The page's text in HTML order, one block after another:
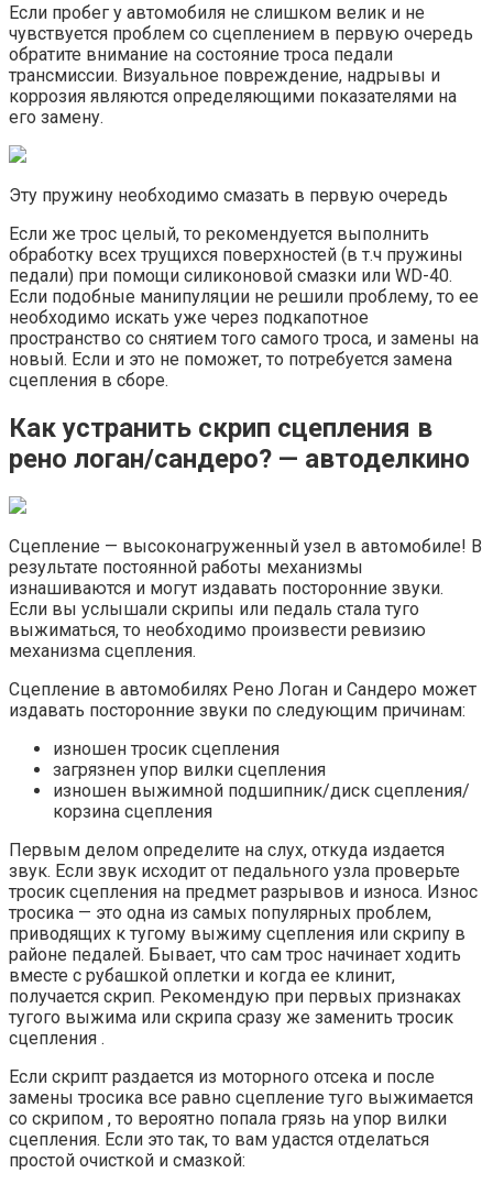
Если пробег у автомобиля не слишком велик и не
чувствуется проблем со сцеплением в первую очередь
обратите внимание на состояние троса педали
трансмиссии. Визуальное повреждение, надрывы и
коррозия являются определяющими показателями на
его замену.
Эту пружину необходимо смазать в первую очередь
Если же трос целый, то рекомендуется выполнить
обработку всех трущихся поверхностей (в т.ч пружины
педали) при помощи силиконовой смазки или WD-40.
Если подобные манипуляции не решили проблему, то ее
необходимо искать уже через подкапотное
пространство со снятием того самого троса, и замены на
новый. Если и это не поможет, то потребуется замена
сцепления в сборе.
Как устранить скрип сцепления в
рено логан/сандеро? — автоделкино
Сцепление — высоконагруженный узел в автомобиле! В
результате постоянной работы механизмы
изнашиваются и могут издавать посторонние звуки.
Если вы услышали скрипы или педаль стала туго
выжиматься, то необходимо произвести ревизию
механизма сцепления.
Сцепление в автомобилях Рено Логан и Сандеро может
издавать посторонние звуки по следующим причинам:
изношен тросик сцепления
загрязнен упор вилки сцепления
изношен выжимной подшипник/диск сцепления/
корзина сцепления
Первым делом определите на слух, откуда издается
звук. Если звук исходит от педального узла проверьте
тросик сцепления на предмет разрывов и износа. Износ
тросика — это одна из самых популярных проблем,
приводящих к тугому выжиму сцепления или скрипу в
районе педалей. Бывает, что сам трос начинает ходить
вместе с рубашкой оплетки и когда ее клинит,
получается скрип. Рекомендую при первых признаках
тугого выжима или скрипа сразу же заменить тросик
сцепления .
Если скрипт раздается из моторного отсека и после
замены тросика все равно сцепление туго выжимается
со скрипом , то вероятно попала грязь на упор вилки
сцепления. Если это так, то вам удастся отделаться
простой очисткой и смазкой: